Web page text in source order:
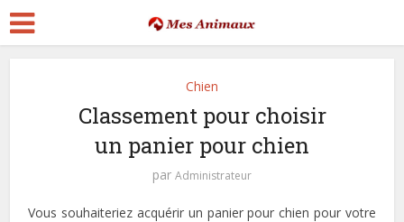
Chien
Classement pour choisir
un panier pour chien
par Administrateur
Vous souhaiteriez acquérir un panier pour chien pour votre